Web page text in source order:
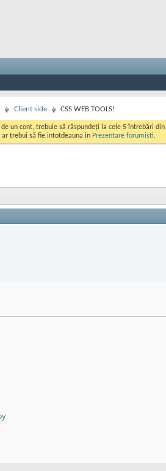
Client side CSS WEB TOOLS!
de un cont, trebuie să răspundeți la cele 5 întrebări
ar trebui să fie intotdeauna in Prezentare forumisti.